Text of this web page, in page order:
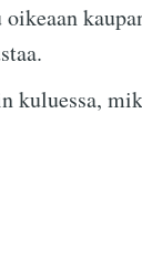
kuluessa,